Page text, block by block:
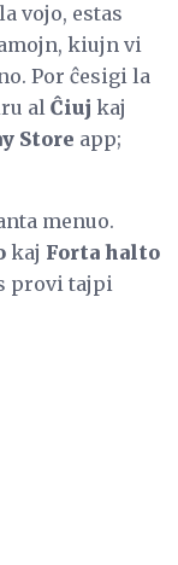
vojo, estas
kiujn vi
Por ĉesigi la
al Ĉiuj kaj
Store app;
menuo.
kaj Forta halto
provi tajpi